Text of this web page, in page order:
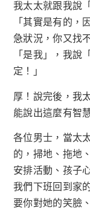
我太太就跟我說
「其實是有的，
急狀況，你又找
「是我」，我說
定！」
厚！說完後，我
能說出這麼有智
各位男士，當太
的，掃地、拖地
安排活動、孩子
我們下班回到家
要你對她的笑臉